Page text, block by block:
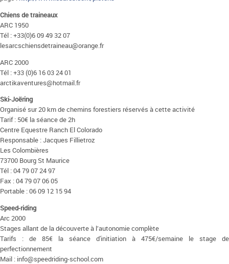
Chiens de traineaux
ARC 1950
Tél : +33(0)6 09 49 32 07
lesarcschiensdetraineau@orange.fr
ARC 2000
Tél : +33 (0)6 16 03 24 01
arctikaventures@hotmail.fr
Ski-Joëring
Organisé sur 20 km de chemins forestiers réservés à cette activité
Tarif : 50€ la séance de 2h
Centre Equestre Ranch El Colorado
Responsable : Jacques Fillietroz
Les Colombières
73700 Bourg St Maurice
Tél : 04 79 07 24 97
Fax : 04 79 07 06 05
Portable : 06 09 12 15 94
Speed-riding
Arc 2000
Stages allant de la découverte à l’autonomie complète
Tarifs : de 85€ la séance d'initiation à 475€/semaine le stage de
perfectionnement
Mail : info@speedriding-school.com